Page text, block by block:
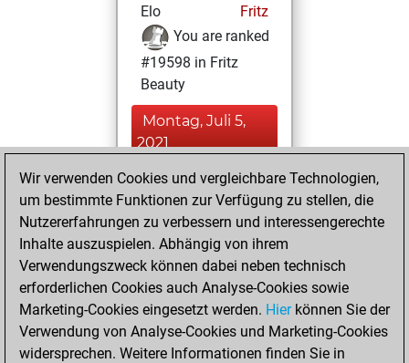
Elo
Fritz
You are ranked
#19598 in Fritz
Beauty
Montag, Juli 5,
2021
You achieved a
BeautyScore of 3
Fritz
achieved a new Elo
of 1592
Montag, Juni 21,
2021
Wir verwenden Cookies und vergleichbare Technologien,
um bestimmte Funktionen zur Verfügung zu stellen, die
Nutzererfahrungen zu verbessern und interessengerechte
Inhalte auszuspielen. Abhängig von ihrem
Verwendungszweck können dabei neben technisch
erforderlichen Cookies auch Analyse-Cookies sowie
Marketing-Cookies eingesetzt werden. Hierkönnen Sie der
Verwendung von Analyse-Cookies und Marketing-Cookies
widersprechen. Weitere Informationen finden Sie in